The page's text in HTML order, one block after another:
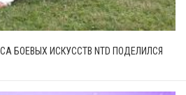
БОЕВЫХ ИСКУССТВ NTD ПОДЕЛИЛСЯ